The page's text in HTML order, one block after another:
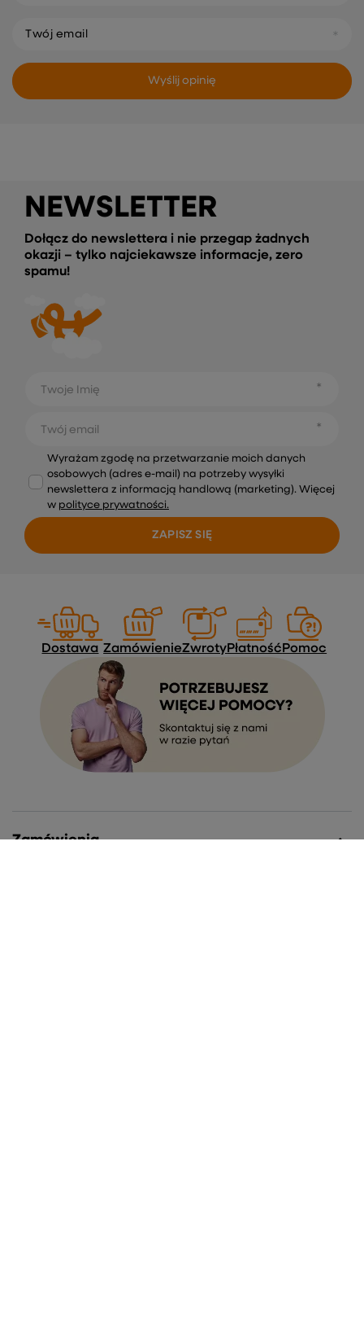
Twój email
Wyślij opinię
NEWSLETTER
Dołącz do newslettera i nie przegap żadnych
okazji – tylko najciekawsze informacje, zero
spamu!
Twoje Imię
Twój email
Wyrażam zgodę na przetwarzanie moich danych
osobowych (adres e-mail) na potrzeby wysyłki
newslettera z informacją handlową (marketing). Więcej
w polityce prywatności.
ZAPISZ SIĘ
Dostawa ZamówienieZwrotyPłatność Pomoc
Zamówienia